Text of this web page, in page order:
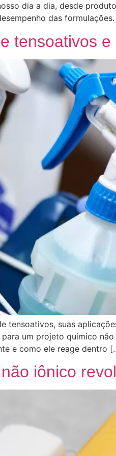
dia a dia, desde
das
tensoativos
tensoativos, suas
um projeto químico
e como ele reage dentro
iônico